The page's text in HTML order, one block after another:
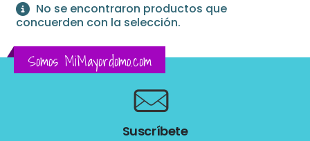
No se encontraron productos que
concuerden con la selección.
Somos MiMayordomo.com
Suscríbete